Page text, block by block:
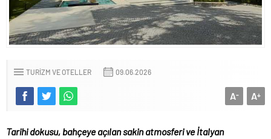
TURIZM VE OTELLER 09.06.2026
A+
A-
Tarihi dokusu, bahçeye açılan sakin atmosferi ve İtalyan